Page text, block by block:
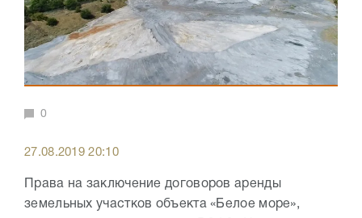
0
27.08.2019 20:10
Права на заключение договоров аренды
земельных участков объекта «Белое море»,